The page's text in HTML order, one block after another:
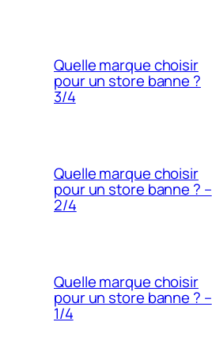
Quelle marque choisir
pour un store banne ?
3/4
Quelle marque choisir
pour un store banne ? –
2/4
Quelle marque choisir
pour un store banne ? –
1/4